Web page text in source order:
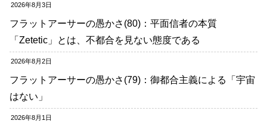
2026年8月3日
フラットアーサーの愚かさ(80)：平面信者の本質
「Zetetic」とは、不都合を見ない態度である
2026年8月2日
フラットアーサーの愚かさ(79)：御都合主義による「宇宙
はない」
2026年8月1日